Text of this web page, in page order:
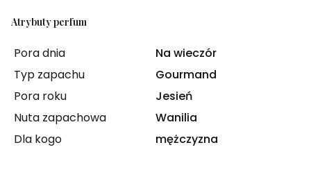
Atrybuty perfum
Pora dnia
Na wieczór
Typ zapachu
Gourmand
Pora roku
Jesień
Nuta zapachowa
Wanilia
Dla kogo
mężczyzna